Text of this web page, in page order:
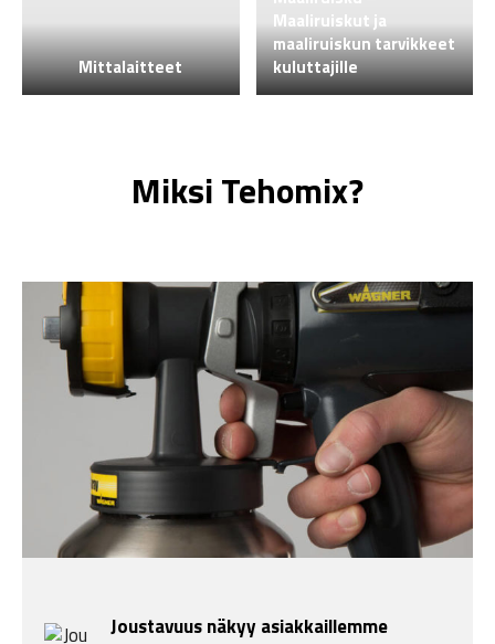
Mittalaitteet
Maaliruiskut ja
maaliruiskun tarvikkeet
kuluttajille
Miksi Tehomix?
Joustavuus näkyy asiakkaillemme